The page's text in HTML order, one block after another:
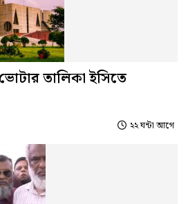
ভোটার তালিকা ইসিতে
২২ ঘন্টা আগে